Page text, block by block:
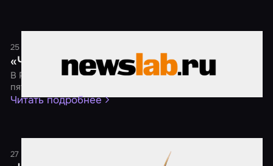
25 ноября 2021
«Черная пятница 2021»
В России пройдет традиционная акция «Черная
пятница» со скидками на квесты от 40 %
Читать подробнее
27 мая 2021